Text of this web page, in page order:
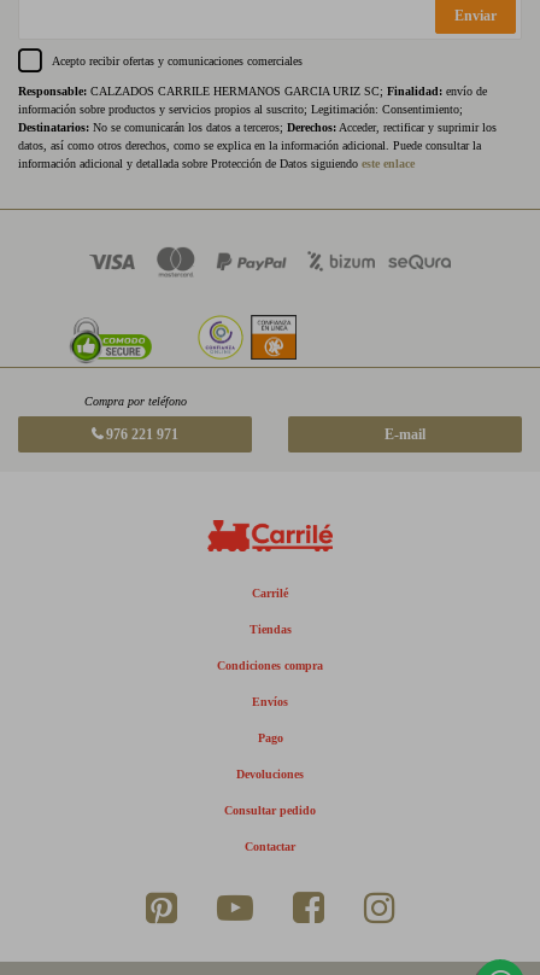
Enviar
Acepto recibir ofertas y comunicaciones comerciales
Responsable: CALZADOS CARRILE HERMANOS GARCIA URIZ SC; Finalidad: envío de
información sobre productos y servicios propios al suscrito; Legitimación: Consentimiento;
Destinatarios: No se comunicarán los datos a terceros; Derechos: Acceder, rectificar y suprimir los
datos, así como otros derechos, como se explica en la información adicional. Puede consultar la
información adicional y detallada sobre Protección de Datos siguiendo este enlace
Compra por teléfono
976 221 971 E-mail
Carrilé
Tiendas
Condiciones compra
Envíos
Pago
Devoluciones
Consultar pedido
Contactar